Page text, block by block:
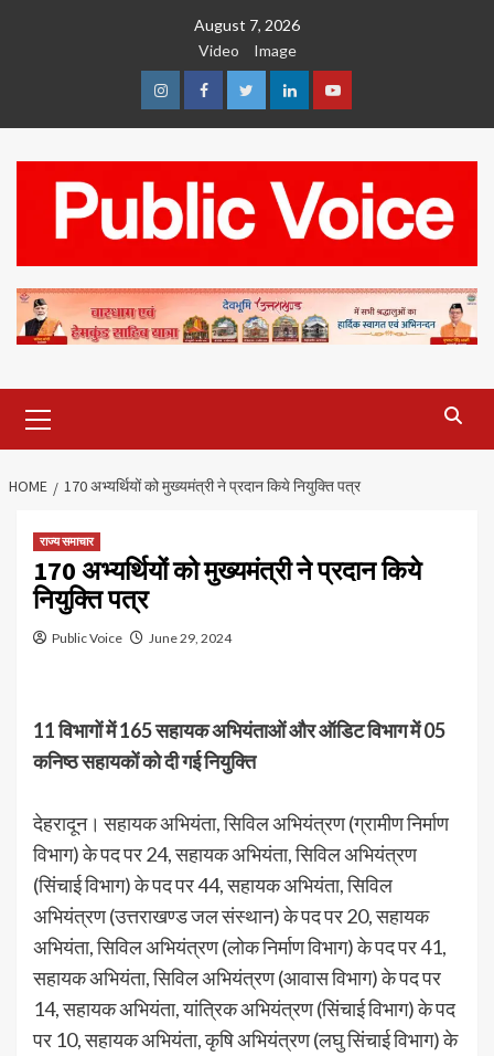
August 7, 2026
Video
Image
InstagramFacebookTwitterLinkedinYoutube
Menu
HOME 170 अभ्यर्थियों को मुख्यमंत्री ने प्रदान किये नियुक्ति पत्र
राज्य समाचार
170 अभ्यर्थियों को मुख्यमंत्री ने प्रदान किये
नियुक्ति पत्र
Public Voice June 29, 2024
11 विभागों में 165 सहायक अभियंताओं और ऑडिट विभाग में 05
कनिष्ठ सहायकों को दी गई नियुक्ति
देहरादून। सहायक अभियंता, सिविल अभियंत्रण (ग्रामीण निर्माण
विभाग) के पद पर 24, सहायक अभियंता, सिविल अभियंत्रण
(सिंचाई विभाग) के पद पर 44, सहायक अभियंता, सिविल
अभियंत्रण (उत्तराखण्ड जल संस्थान) के पद पर 20, सहायक
अभियंता, सिविल अभियंत्रण (लोक निर्माण विभाग) के पद पर 41,
सहायक अभियंता, सिविल अभियंत्रण (आवास विभाग) के पद पर
14, सहायक अभियंता, यांत्रिक अभियंत्रण (सिंचाई विभाग) के पद
पर 10, सहायक अभियंता, कृषि अभियंत्रण (लघु सिंचाई विभाग) के